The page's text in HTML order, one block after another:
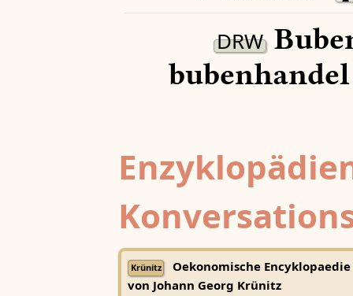
DRW
Krünitz
Oekonomische Encyklopaedie
von Johann Georg Krünitz